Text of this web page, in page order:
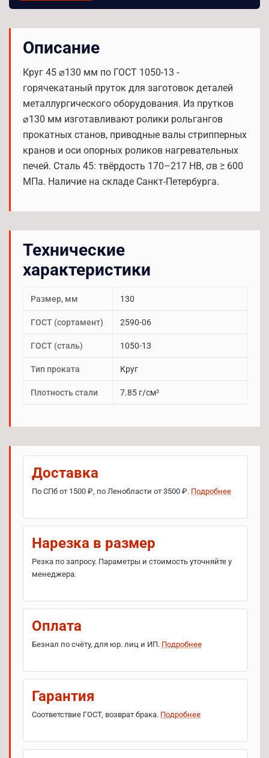
Описание
Круг 45 ⌀130 мм по ГОСТ 1050-13 -
горячекатаный пруток для заготовок деталей
металлургического оборудования. Из прутков
⌀130 мм изготавливают ролики рольгангов
прокатных станов, приводные валы стрипперных
кранов и оси опорных роликов нагревательных
печей. Сталь 45: твёрдость 170–217 HB, σв ≥ 600
МПа. Наличие на складе Санкт-Петербурга.
Технические
характеристики
Размер, мм 130
ГОСТ (сортамент) 2590-06
ГОСТ (сталь) 1050-13
Тип проката Круг
Плотность стали 7.85 г/см³
Доставка
По СПб от 1500 ₽, по Ленобласти от 3500 ₽. Подробнее
Нарезка в размер
Резка по запросу. Параметры и стоимость уточняйте у
менеджера.
Оплата
Безнал по счёту, для юр. лиц и ИП. Подробнее
Гарантия
Соответствие ГОСТ, возврат брака. Подробнее